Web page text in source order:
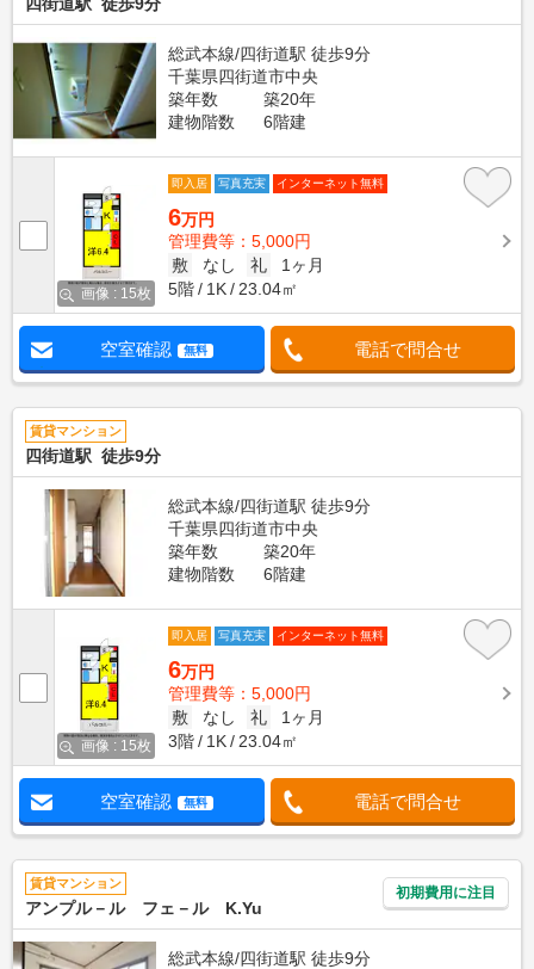
総武本線/四街道駅 徒歩9分
千葉県四街道市中央
築年数
築20年
建物階数
6階建
画像 : 15枚
即入居 写真充実 インターネット無料
6万円
管理費等：5,000円
敷
なし 礼
1ヶ月
5階
1K 23.04㎡
空室確認 無料 電話で問合せ
賃貸マンション
四街道駅 徒歩9分
総武本線/四街道駅 徒歩9分
千葉県四街道市中央
築年数
築20年
建物階数
6階建
画像 : 15枚
即入居 写真充実 インターネット無料
6万円
管理費等：5,000円
敷
なし 礼
1ヶ月
3階
1K 23.04㎡
空室確認 無料 電話で問合せ
賃貸マンション
アンプル－ル フェ－ル K.Yu
初期費用に注目
総武本線/四街道駅 徒歩9分